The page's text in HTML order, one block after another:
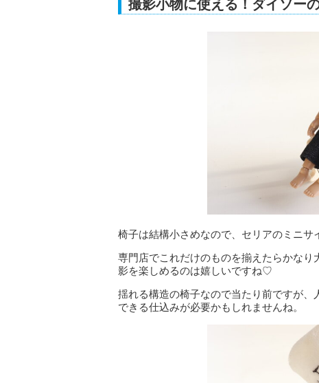
撮影小物に使える！ダイソー
椅子は結構小さめなので、セリアのミニサ
専門店でこれだけのものを揃えたらかな
影を楽しめるのは嬉しいですね♡
揺れる構造の椅子なので当たり前ですが
できる仕込みが必要かもしれませんね。